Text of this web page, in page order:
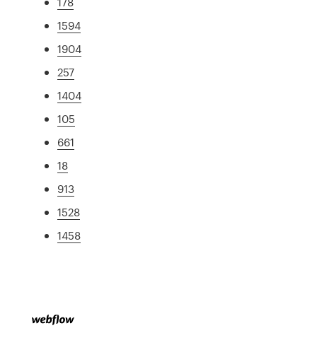
1594
1904
257
1404
105
661
18
913
1528
1458